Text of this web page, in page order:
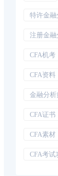
特许金融
注册金融
CFA机考
CFA资料
金融分析
CFA证书
CFA素材
CFA考试